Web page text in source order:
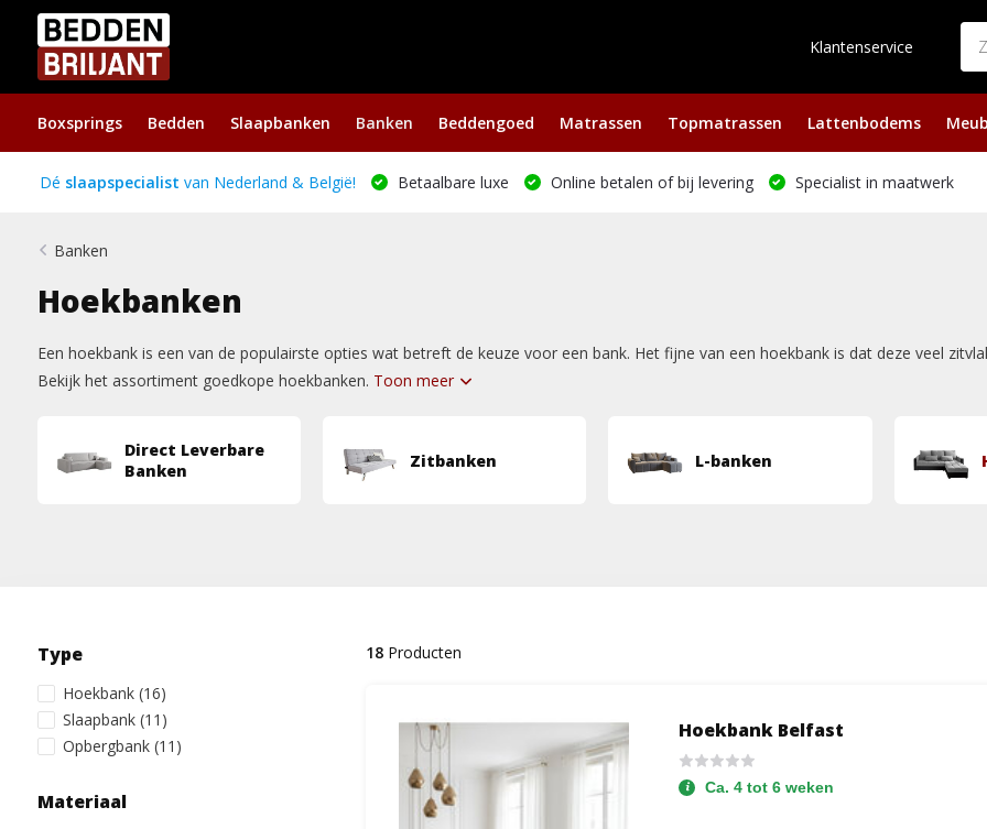
Klantenservice
Boxsprings Bedden Slaapbanken Banken Beddengoed Matrassen Topmatrassen Lattenbodems
Dé slaapspecialist van Nederland & België! Betaalbare luxe Online betalen of bij levering Specialist in maatwerk
Banken
Hoekbanken
Een hoekbank is een van de populairste opties wat betreft de keuze voor een bank. Het fijne van een hoekbank is dat deze veel
Bekijk het assortiment goedkope hoekbanken. Toon meer
Direct Leverbare
Banken
Zitbanken L-banken
Type
Hoekbank (16)
Slaapbank (11)
Opbergbank (11)
Materiaal
18Producten
Hoekbank Belfast
Ca. 4 tot 6 weken